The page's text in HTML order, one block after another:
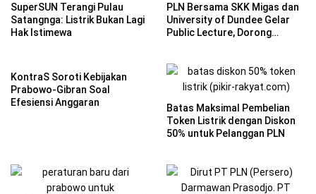
SuperSUN Terangi Pulau
Satangnga: Listrik Bukan Lagi
Hak Istimewa
PLN Bersama SKK Migas dan
University of Dundee Gelar
Public Lecture, Dorong
KontraS Soroti Kebijakan
Prabowo-Gibran Soal
Efesiensi Anggaran
Batas Maksimal Pembelian
Token Listrik dengan Diskon
50% untuk Pelanggan PLN